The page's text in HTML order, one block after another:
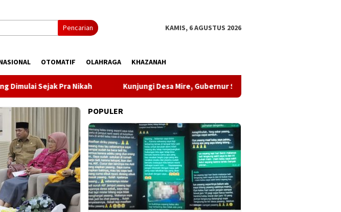
Pencarian KAMIS, 6 AGUSTUS 2026
OTOMATIF OLAHRAGA KHAZANAH
Sejak Pra Nikah Kunjungi Desa Mire, Gubernur Sulteng Pastikan Pembangunan
POPULER